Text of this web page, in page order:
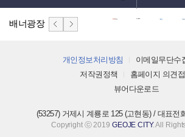
배너광장
개인정보처리방침
이메일무단수
저작권정책
홈페이지 의견
뷰어다운로드
(53257) 거제시 계룡로 125 (고현동) / 대표전
Copyright ⓒ 2019 GEOJE CITY. All